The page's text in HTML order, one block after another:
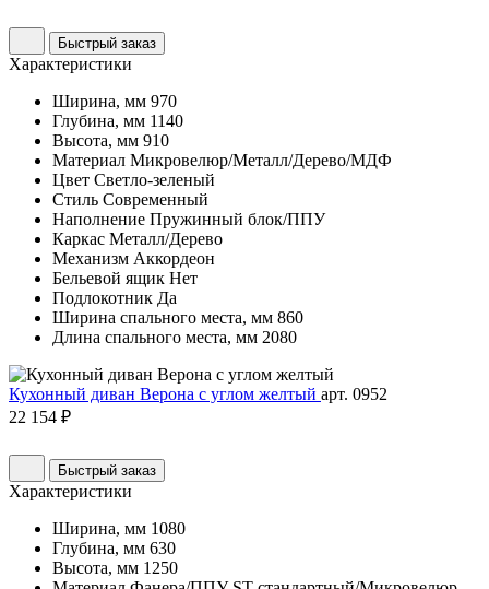
Быстрый заказ
Характеристики
Ширина, мм 970
Глубина, мм 1140
Высота, мм 910
Материал Микровелюр/Металл/Дерево/МДФ
Цвет Светло-зеленый
Стиль Современный
Наполнение Пружинный блок/ППУ
Каркас Металл/Дерево
Механизм Аккордеон
Бельевой ящик Нет
Подлокотник Да
Ширина спального места, мм 860
Длина спального места, мм 2080
Кухонный диван Верона с углом желтый арт. 0952
22 154 ₽
Быстрый заказ
Характеристики
Ширина, мм 1080
Глубина, мм 630
Высота, мм 1250